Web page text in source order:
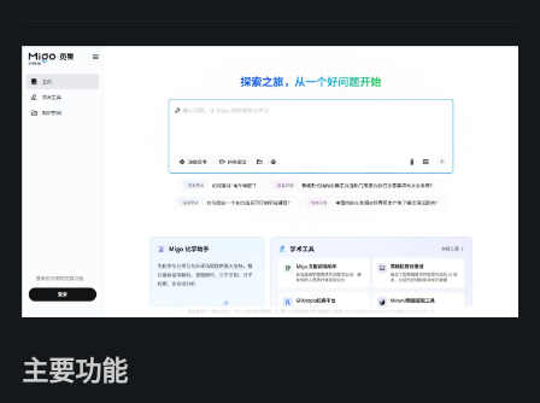
主要功能